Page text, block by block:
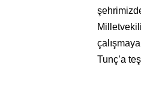
Tunç’a